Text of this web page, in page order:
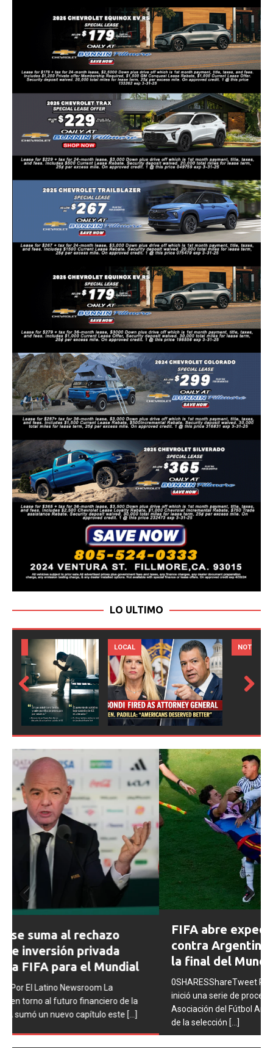
LO ULTIMO
NOTICIAS
Prev
ious
FIFA abre expedientes disciplinarios
contra Argentina tras los incidentes en
la final del Mundial 2026
0SHARESShareTweet Por El Latino Newsroom La FIFA
inició una serie de procesos disciplinarios contra la
Asociación del Fútbol Argentino (AFA), cuatro integrantes
[...]
Prev